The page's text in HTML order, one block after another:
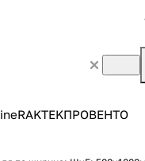
RAKTEKПРОВЕНТО